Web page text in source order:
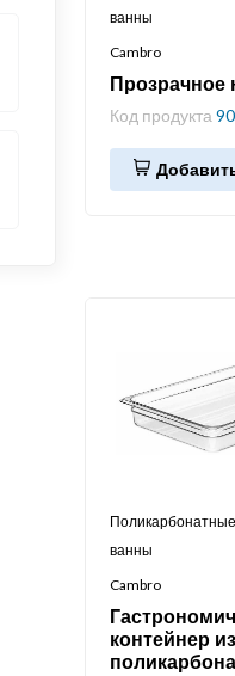
ванны
Cambro
Прозрачное
Код продукта
ванны
Cambro
контейнер из